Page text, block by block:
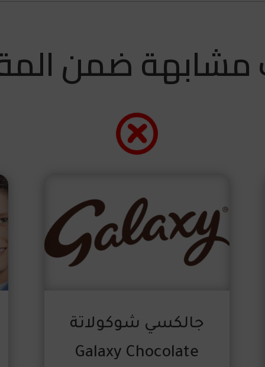
مشابهة ضمن
جالكسي شوكولاتة
Galaxy Chocolate